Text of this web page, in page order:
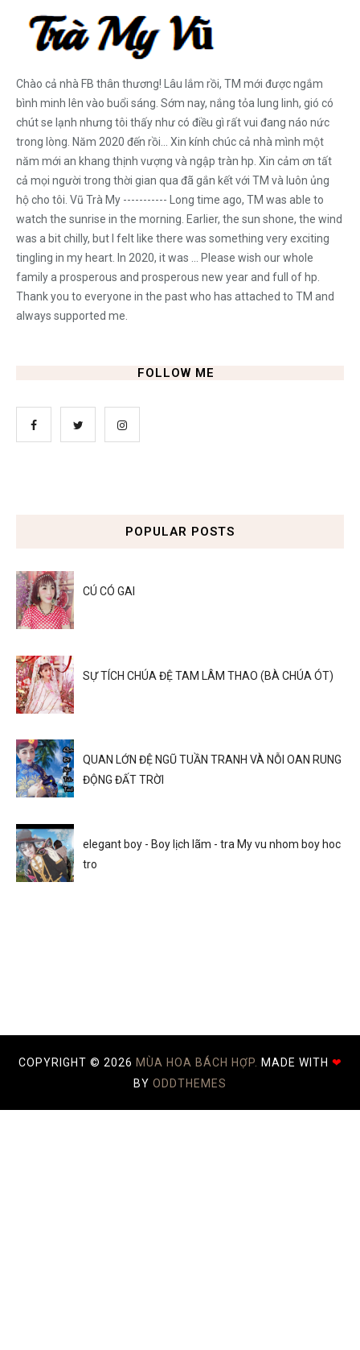
Chào cả nhà FB thân thương! Lâu lắm rồi, TM mới được ngắm
bình minh lên vào buổi sáng. Sớm nay, nắng tỏa lung linh, gió có
chút se lạnh nhưng tôi thấy như có điều gì rất vui đang náo nức
trong lòng. Năm 2020 đến rồi... Xin kính chúc cả nhà mình một
năm mới an khang thịnh vượng và ngập tràn hp. Xin cảm ơn tất
cả mọi người trong thời gian qua đã gắn kết với TM và luôn ủng
hộ cho tôi. Vũ Trà My ----------- Long time ago, TM was able to
watch the sunrise in the morning. Earlier, the sun shone, the wind
was a bit chilly, but I felt like there was something very exciting
tingling in my heart. In 2020, it was ... Please wish our whole
family a prosperous and prosperous new year and full of hp.
Thank you to everyone in the past who has attached to TM and
always supported me.
FOLLOW ME
POPULAR POSTS
CÚ CÓ GAI
SỰ TÍCH CHÚA ĐỆ TAM LÂM THAO (BÀ CHÚA ÓT)
QUAN LỚN ĐỆ NGŨ TUẦN TRANH VÀ NỖI OAN RUNG
ĐỘNG ĐẤT TRỜI
elegant boy - Boy lịch lãm - tra My vu nhom boy hoc
tro
COPYRIGHT © 2026 MÙA HOA BÁCH HỢP. MADE WITH ❤
BY ODDTHEMES